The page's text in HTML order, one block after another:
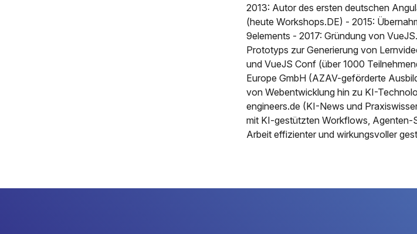
2013: Autor des ersten deutschen
(heute Workshops.DE) - 2015:
9elements - 2017: Gründung von
Prototyps zur Generierung von
und VueJS Conf (über 1000
Europe GmbH (AZAV-geförderte
von Webentwicklung hin zu KI-
engineers.de (KI-News und
mit KI-gestützten Workflows, Agenten-
Arbeit effizienter und wirkungsvoller